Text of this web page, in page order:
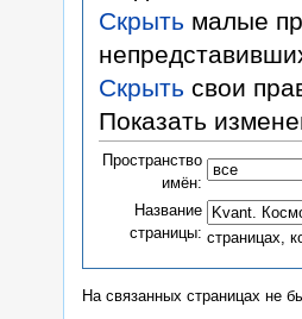
Скрыть малые
Скрыть свои
Показать
Пространство
имён:
Название
страницы: страницах,
На связанных страницах не